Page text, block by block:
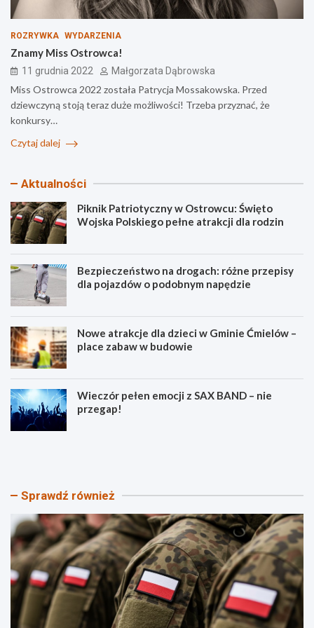
ROZRYWKA WYDARZENIA
Znamy Miss Ostrowca!
11 grudnia 2022 Małgorzata Dąbrowska
Miss Ostrowca 2022 została Patrycja Mossakowska. Przed
dziewczyną stoją teraz duże możliwości! Trzeba przyznać, że
konkursy…
Czytaj dalej
Aktualności
Piknik Patriotyczny w Ostrowcu: Święto
Wojska Polskiego pełne atrakcji dla rodzin
Bezpieczeństwo na drogach: różne przepisy
dla pojazdów o podobnym napędzie
Nowe atrakcje dla dzieci w Gminie Ćmielów –
place zabaw w budowie
Wieczór pełen emocji z SAX BAND – nie
przegap!
P
k
a
t
r
i
o
t
B
e
z
e
ń
s
t
w
Sprawdź również